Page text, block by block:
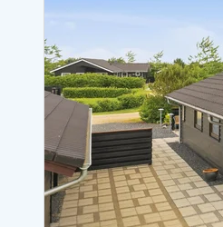
Sommerhuse med lørdagsskift
Sommerhuse i Bjerregård
Sommerhuse i Årgab
Sommerhuse i Arrild
Sommerhuse i Bjerregård
Sommerhuse i Blåvand
Sommerhuse i Bork Havn
Sommerhuse i Fjand
Sommerhuse på Fanø